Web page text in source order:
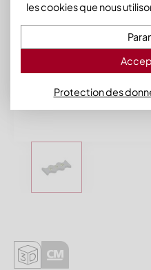
les cookies que nous
Protection des